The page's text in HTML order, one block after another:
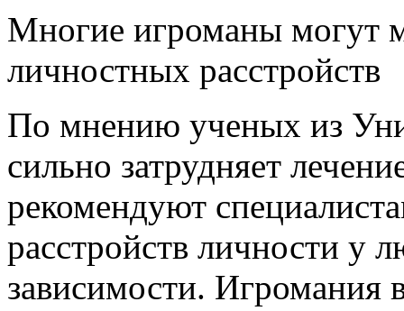
Многие игроманы могут
личностных расстройств
По мнению ученых из
сильно затрудняет
рекомендуют
расстройств личности у
зависимости. Игромания